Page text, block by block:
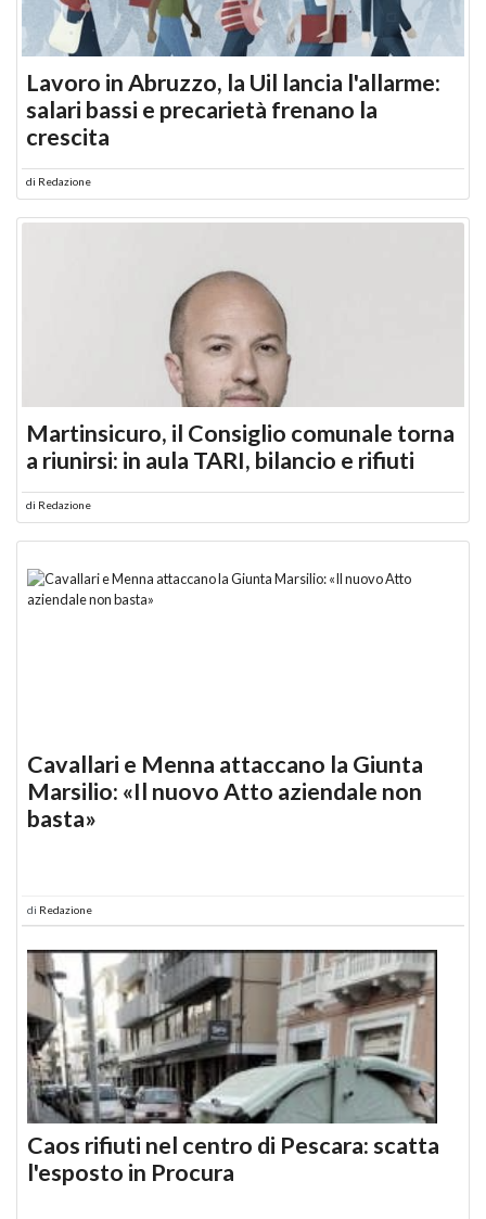
Lavoro in Abruzzo, la Uil lancia l'allarme:
salari bassi e precarietà frenano la
crescita
di Redazione
Martinsicuro, il Consiglio comunale torna
a riunirsi: in aula TARI, bilancio e rifiuti
di Redazione
Cavallari e Menna attaccano la Giunta
Marsilio: «Il nuovo Atto aziendale non
basta»
di Redazione
Caos rifiuti nel centro di Pescara: scatta
l'esposto in Procura